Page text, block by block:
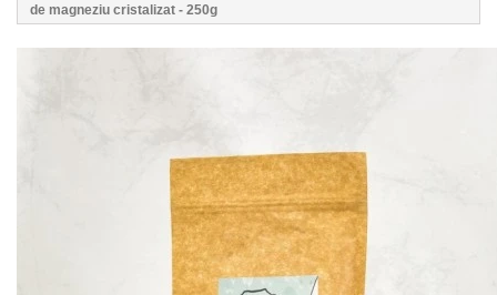
de magneziu cristalizat - 250g